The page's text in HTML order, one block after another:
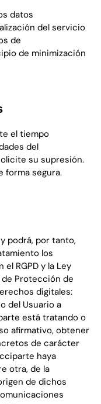
datos
del servicio
de
de minimización
el tiempo
del
su supresión.
forma segura.
podrá, por tanto,
los
RGPD y la Ley
Protección de
digitales:
del Usuario a
está tratando o
afirmativo, obtener
de carácter
haya
otra, de la
de dichos